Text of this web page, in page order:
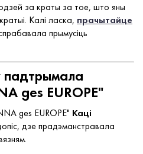
за краты за тое, што яны
Калі ласка, прачытайце
прымусіць
падтрымала
ges EUROPE"
ges EUROPE" Каці
дзе прадэманстравала